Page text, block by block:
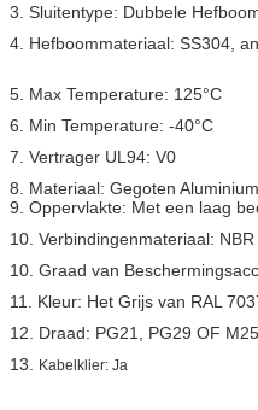
3. Sluitentype: Dubbele
4. Hefboommateriaal: SS304,
5. Max Temperature: 125°C
6. Min Temperature: -40°C
7. Vertrager UL94: V0
8. Materiaal: Gegoten Aluminium
9. Oppervlakte: Met een laag
10. Verbindingenmateriaal: NBR
10. Graad van
11. Kleur: Het Grijs van RAL
12. Draad: PG21, PG29 OF
13.
Kabelklier: Ja